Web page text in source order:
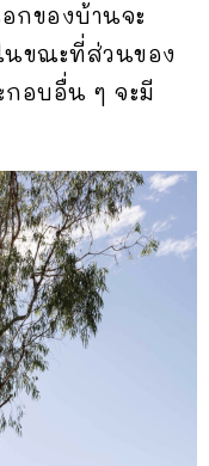
กของบ้านจะ
นขณะที่ส่วนของ
กอบอื่น ๆ จะมี